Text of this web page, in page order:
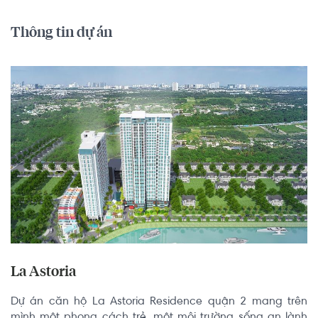
Thông tin dự án
La Astoria
Dự án căn hộ La Astoria Residence quận 2 mang trên